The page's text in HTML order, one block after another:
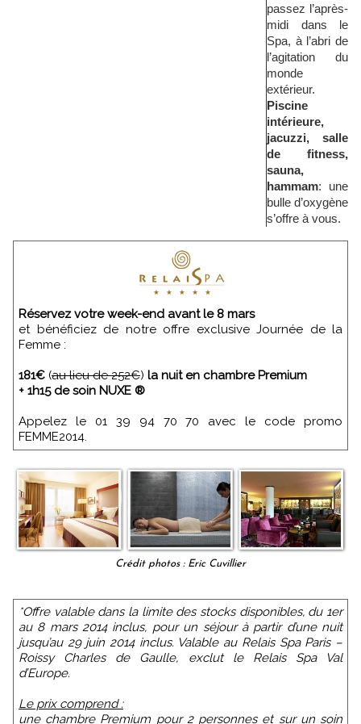
passez l’après-
midi dans le
Spa, à l’abri de
l’agitation du
monde
extérieur.
Piscine
intérieure,
jacuzzi, salle
de fitness,
sauna,
hammam: une
bulle d’oxygène
s’offre à vous.
Réservez votre week-end avant le 8 mars
et bénéficiez de notre offre exclusive Journée de la
Femme :
181€ (au lieu de 252€) la nuit en chambre Premium
+ 1h15 de soin NUXE ®
Appelez le 01 39 94 70 70 avec le code promo
FEMME2014.
Crédit photos : Eric Cuvillier
*Offre valable dans la limite des stocks disponibles, du 1er
au 8 mars 2014 inclus, pour un séjour à partir d’une nuit
jusqu’au 29 juin 2014 inclus. Valable au Relais Spa Paris –
Roissy Charles de Gaulle, exclut le Relais Spa Val
d’Europe.
Le prix comprend :
une chambre Premium pour 2 personnes et sur un soin